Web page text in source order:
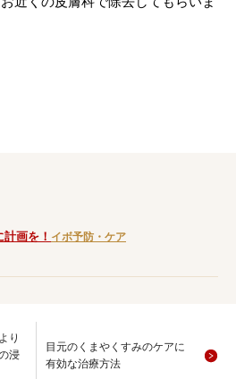
画を！ イボ予防・ケア
り
浸
目元のくまやくすみのケアに
有効な治療方法